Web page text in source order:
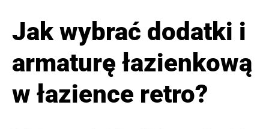
Jak wybrać dodatki i
armaturę łazienkową
w łazience retro?